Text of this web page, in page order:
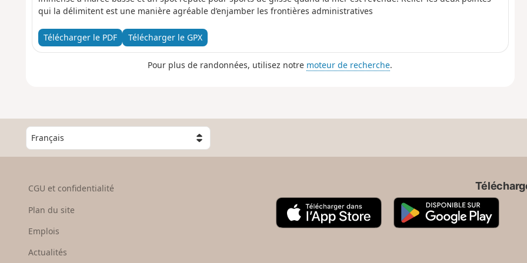
qui la délimitent est une manière agréable d’enjamber les frontières administratives
Télécharger le PDF Télécharger le GPX
Pour plus de randonnées, utilisez notre moteur de recherche.
C
h
o
s
e
u
CGU et confidentialité
Plan du site
Emplois
Actualités
A
p
G
o